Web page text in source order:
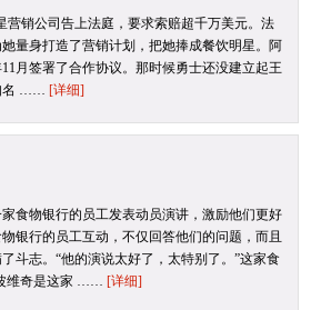
销公司告上法庭，要求索赔超千万美元。法
量身打造了营销计划，把她捧成餐饮明星。阿
月签署了合作协议。那时候勇士还没建立起王
名 …… [详细]
食物银行的员工发表动员演讲，激励他们更好
银行的员工互动，不仅回答他们的问题，而且
斗志。“他的演说太好了，太特别了。”这家食
维奇是这家 …… [详细]